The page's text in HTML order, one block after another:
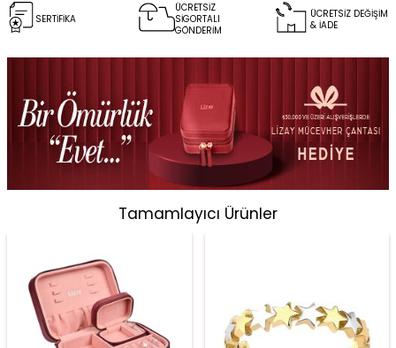
SERTİFİKA
ÜCRETSİZ
SİGORTALI
GÖNDERİM
ÜCRETSİZ DEĞİŞİM
& İADE
Tamamlayıcı Ürünler